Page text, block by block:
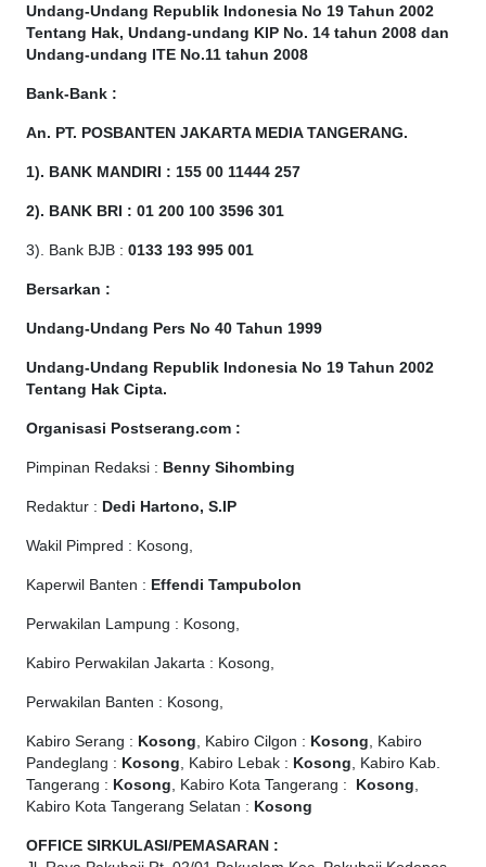
Undang-Undang Republik Indonesia No 19 Tahun 2002
Tentang Hak, Undang-undang KIP No. 14 tahun 2008 dan
Undang-undang ITE No.11 tahun 2008
Bank-Bank :
An. PT. POSBANTEN JAKARTA MEDIA TANGERANG.
1). BANK MANDIRI : 155 00 11444 257
2). BANK BRI : 01 200 100 3596 301
3). Bank BJB : 0133 193 995 001
Bersarkan :
Undang-Undang Pers No 40 Tahun 1999
Undang-Undang Republik Indonesia No 19 Tahun 2002
Tentang Hak Cipta.
Organisasi Postserang.com :
Pimpinan Redaksi : Benny Sihombing
Redaktur : Dedi Hartono, S.IP
Wakil Pimpred : Kosong,
Kaperwil Banten : Effendi Tampubolon
Perwakilan Lampung : Kosong,
Kabiro Perwakilan Jakarta : Kosong,
Perwakilan Banten : Kosong,
Kabiro Serang : Kosong, Kabiro Cilgon : Kosong, Kabiro
Pandeglang : Kosong, Kabiro Lebak : Kosong, Kabiro Kab.
Tangerang : Kosong, Kabiro Kota Tangerang : Kosong,
Kabiro Kota Tangerang Selatan : Kosong
OFFICE SIRKULASI/PEMASARAN :